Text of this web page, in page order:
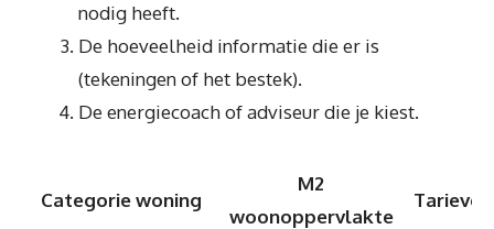
nodig heeft.
De hoeveelheid informatie die er is
(tekeningen of het bestek).
De energiecoach of adviseur die je kiest.
Categorie woning
M2
woonoppervlakte
Tarieven